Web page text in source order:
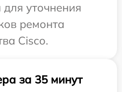
уточнения
ремонта
Cisco.
за 35 минут